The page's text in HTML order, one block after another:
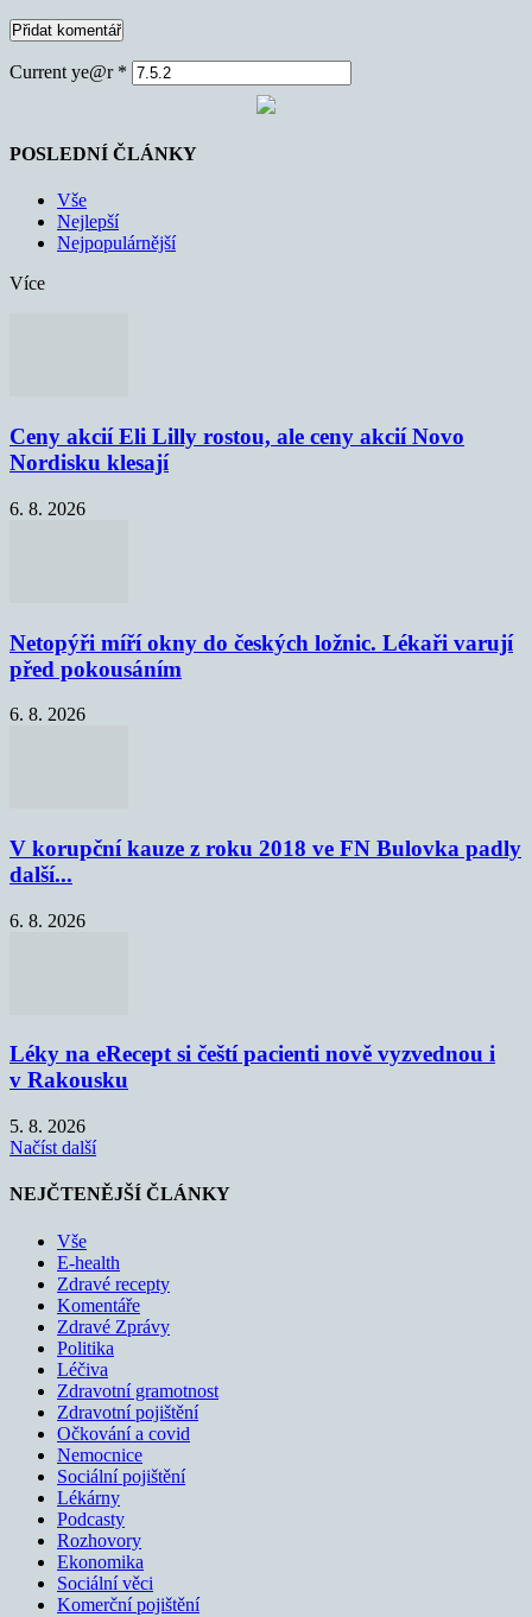
Current ye@r *
POSLEDNÍ ČLÁNKY
Vše
Nejlepší
Nejpopulárnější
Více
Ceny akcií Eli Lilly rostou, ale ceny akcií Novo
Nordisku klesají
6. 8. 2026
Netopýři míří okny do českých ložnic. Lékaři varují
před pokousáním
6. 8. 2026
V korupční kauze z roku 2018 ve FN Bulovka padly
další...
6. 8. 2026
Léky na eRecept si čeští pacienti nově vyzvednou i
v Rakousku
5. 8. 2026
Načíst další
NEJČTENĚJŠÍ ČLÁNKY
Vše
E-health
Zdravé recepty
Komentáře
Zdravé Zprávy
Politika
Léčiva
Zdravotní gramotnost
Zdravotní pojištění
Očkování a covid
Nemocnice
Sociální pojištění
Lékárny
Podcasty
Rozhovory
Ekonomika
Sociální věci
Komerční pojištění